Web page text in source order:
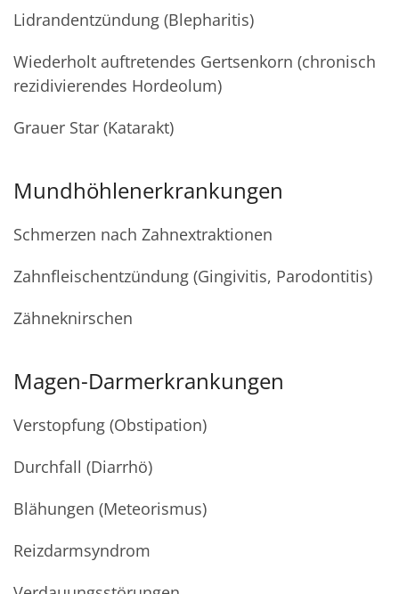
Lidrandentzündung (Blepharitis)
Wiederholt auftretendes Gertsenkorn (chronisch
rezidivierendes Hordeolum)
Grauer Star (Katarakt)
Mundhöhlenerkrankungen
Schmerzen nach Zahnextraktionen
Zahnfleischentzündung (Gingivitis, Parodontitis)
Zähneknirschen
Magen-Darmerkrankungen
Verstopfung (Obstipation)
Durchfall (Diarrhö)
Blähungen (Meteorismus)
Reizdarmsyndrom